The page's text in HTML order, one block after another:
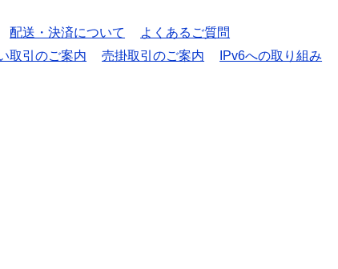
配送・決済について
よくあるご質問
取引のご案内 売掛取引のご案内
IPv6への取り組み